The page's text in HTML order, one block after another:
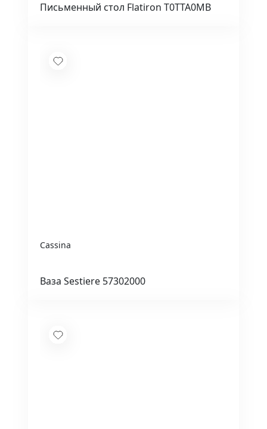
Письменный стол Flatiron T0TTA0MB
Cassina
Ваза Sestiere 57302000